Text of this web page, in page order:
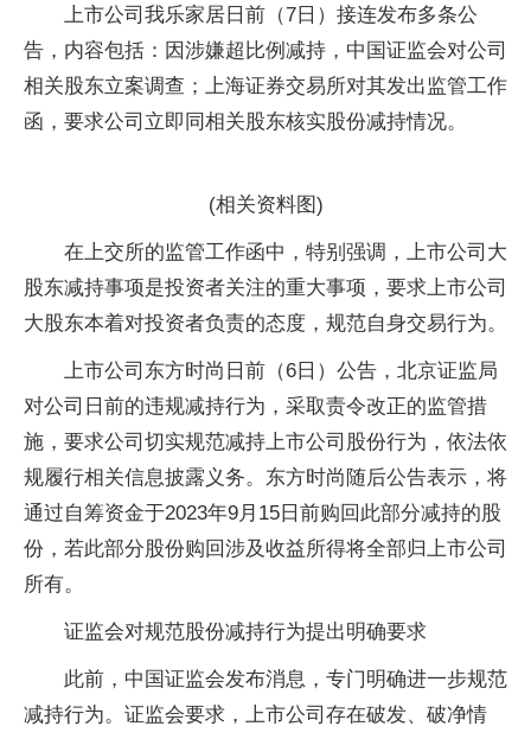
上市公司我乐家居日前（7日）接连发布多条公
告，内容包括：因涉嫌超比例减持，中国证监会对公司
相关股东立案调查；上海证券交易所对其发出监管工作
函，要求公司立即同相关股东核实股份减持情况。
(相关资料图)
在上交所的监管工作函中，特别强调，上市公司大
股东减持事项是投资者关注的重大事项，要求上市公司
大股东本着对投资者负责的态度，规范自身交易行为。
上市公司东方时尚日前（6日）公告，北京证监局
对公司日前的违规减持行为，采取责令改正的监管措
施，要求公司切实规范减持上市公司股份行为，依法依
规履行相关信息披露义务。东方时尚随后公告表示，将
通过自筹资金于2023年9月15日前购回此部分减持的股
份，若此部分股份购回涉及收益所得将全部归上市公司
所有。
证监会对规范股份减持行为提出明确要求
此前，中国证监会发布消息，专门明确进一步规范
减持行为。证监会要求，上市公司存在破发、破净情